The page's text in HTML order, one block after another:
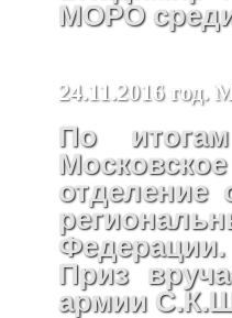
МОРО среди
24.11.2016 год.
По
отделение
Федерации.
Приз
армии